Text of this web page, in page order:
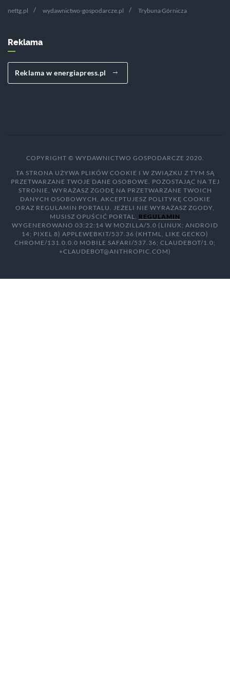
nettg.pl wydawnictwo-gospodarcze.pl Trybuna Górnicza
Reklama
Reklama w energiapress.pl
COPYRIGHT © WYDAWNICTWO GOSPODARCZE 2020.
TA STRONA UŻYWA PLIKÓW COOKIE I W ZWIĄZKU Z TYM SĄ
PRZETWARZANE TWOJE DANE OSOBOWE. POZOSTAJĄC NA TEJ
STRONIE, WYRAŻASZ ZGODĘ NA PRZETWARZANE TWOICH
DANYCH OSOBOWYCH, AKCEPTUJESZ POLITYKĘ COOKIE
ORAZ REGULAMIN PORTALU. JEŻELI NIE WYRAŻASZ ZGODY,
MUSISZ OPUŚCIĆ PORTAL. REGULAMIN
WYGENEROWANO 03:22:14 W MOZILLA/5.0 (LINUX; ANDROID
14; PIXEL 8) APPLEWEBKIT/537.36 (KHTML, LIKE GECKO)
CHROME/131.0.0.0 MOBILE SAFARI/537.36; CLAUDEBOT/1.0;
+CLAUDEBOT@ANTHROPIC.COM)